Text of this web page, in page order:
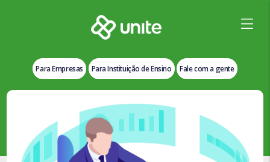
Para Empresas Para Instituição de Ensino Fale com a gente